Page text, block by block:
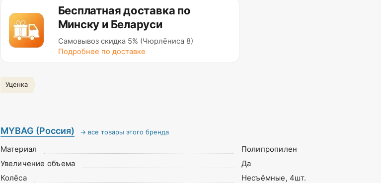
Бесплатная доставка по
Минску и Беларуси
Самовывоз скидка 5% (Чюрлёниса 8)
Подробнее по доставке
Уценка
MYBAG (Россия) → все товары этого бренда
Материал
Полипропилен
Увеличение объема
Да
Колёса
Несъёмные, 4шт.